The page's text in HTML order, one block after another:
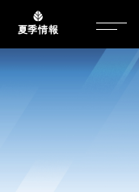
夏季情報